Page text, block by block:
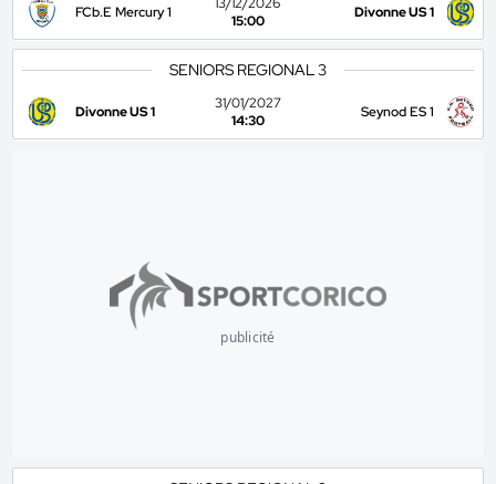
FCb.E Mercury 1
15:00
Divonne US 1
SENIORS REGIONAL 3
Divonne US 1
31/01/2027
14:30
Seynod ES 1
publicité